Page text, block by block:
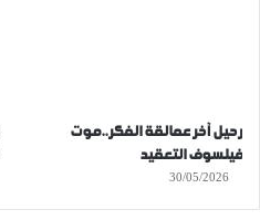
رحيل آخر عمالقة الفكر..موت
فيلسوف التعقيد
30/05/2026